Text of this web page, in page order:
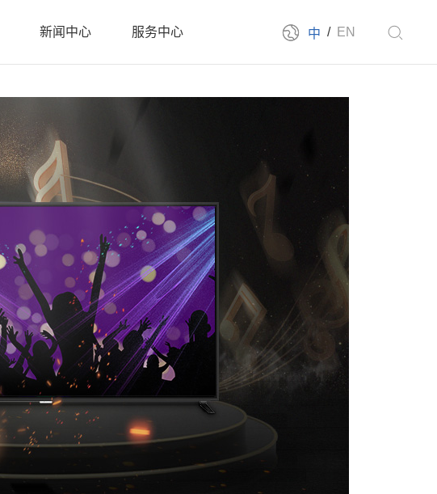
DID拼接屏系列 派对房拼接系列
壁挂广告机系列 云信发系统
新闻中心
公司展会
新品发布
服务中心 中 / EN